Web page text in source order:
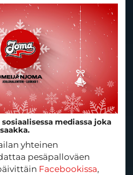
mediassa joka
yhteinen
pesäpalloväen
Facebookissa,